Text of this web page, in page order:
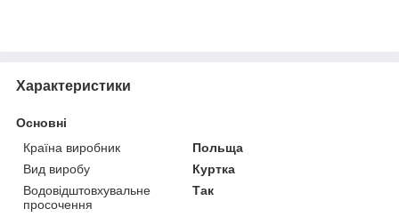
Характеристики
Основні
Країна виробник
Польща
Вид виробу
Куртка
Водовідштовхувальне
просочення
Так